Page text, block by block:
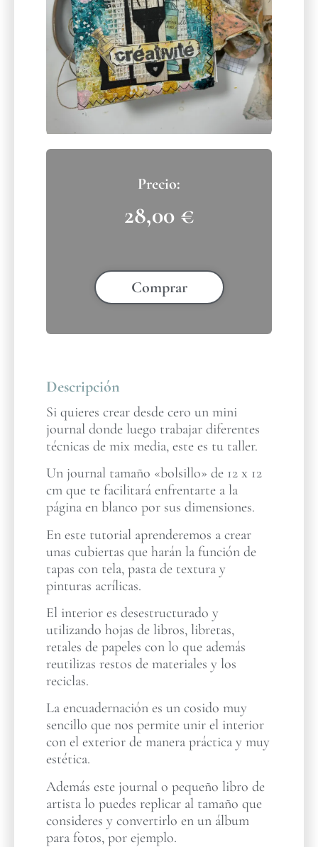
28,00 €
Comprar
Descripción
Si quieres crear desde cero un mini
journal donde luego trabajar diferentes
técnicas de mix media, este es tu taller.
Un journal tamaño «bolsillo» de 12 x 12
cm que te facilitará enfrentarte a la
página en blanco por sus dimensiones.
En este tutorial aprenderemos a crear
unas cubiertas que harán la función de
tapas con tela, pasta de textura y
pinturas acrílicas.
El interior es desestructurado y
utilizando hojas de libros, libretas,
retales de papeles con lo que además
reutilizas restos de materiales y los
reciclas.
La encuadernación es un cosido muy
sencillo que nos permite unir el interior
con el exterior de manera práctica y muy
estética.
Además este journal o pequeño libro de
artista lo puedes replicar al tamaño que
consideres y convertirlo en un álbum
para fotos, por ejemplo.